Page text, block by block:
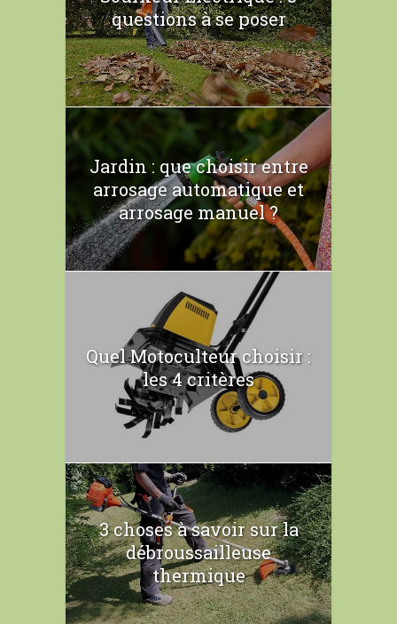
questions à se poser
Jardin : que choisir entre
arrosage automatique et
arrosage manuel ?
Quel Motoculteur choisir :
les 4 critères
3 choses à savoir sur la
débroussailleuse
thermique